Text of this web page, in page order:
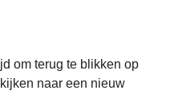
om terug te blikken op
naar een nieuw